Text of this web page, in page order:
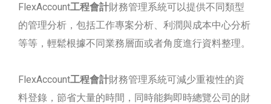
FlexAccount工程會計財務管理系統可以提供不同類型
的管理分析，包括工作專案分析、利潤與成本中心分析
等等，輕鬆根據不同業務層面或者角度進行資料整理。
FlexAccount工程會計財務管理系統可減少重複性的資
料登錄，節省大量的時間，同時能夠即時總覽公司的財